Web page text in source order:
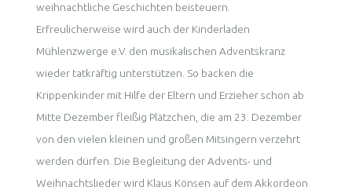
weihnachtliche Geschichten beisteuern.
Erfreulicherweise wird auch der Kinderladen
Mühlenzwerge e.V. den musikalischen Adventskranz
wieder tatkräftig unterstützen. So backen die
Krippenkinder mit Hilfe der Eltern und Erzieher schon ab
Mitte Dezember fleißig Plätzchen, die am 23. Dezember
von den vielen kleinen und großen Mitsingern verzehrt
werden dürfen. Die Begleitung der Advents- und
Weihnachtslieder wird Klaus Könsen auf dem Akkordeon